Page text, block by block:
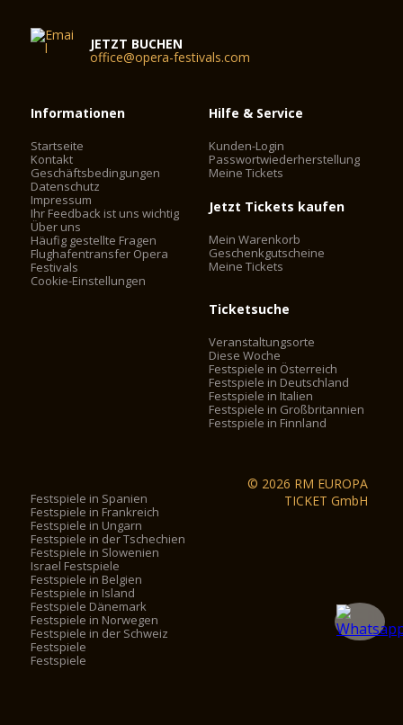
JETZT BUCHEN
office@opera-festivals.com
Informationen
Startseite
Kontakt
Geschäftsbedingungen
Datenschutz
Impressum
Ihr Feedback ist uns wichtig
Über uns
Häufig gestellte Fragen
Flughafentransfer Opera
Festivals
Cookie-Einstellungen
Hilfe & Service
Kunden-Login
Passwortwiederherstellung
Meine Tickets
Jetzt Tickets kaufen
Mein Warenkorb
Geschenkgutscheine
Meine Tickets
Ticketsuche
Veranstaltungsorte
Diese Woche
Festspiele in Österreich
Festspiele in Deutschland
Festspiele in Italien
Festspiele in Großbritannien
Festspiele in Finnland
Festspiele in Spanien
Festspiele in Frankreich
Festspiele in Ungarn
Festspiele in der Tschechien
Festspiele in Slowenien
Israel Festspiele
Festspiele in Belgien
Festspiele in Island
Festspiele Dänemark
Festspiele in Norwegen
Festspiele in der Schweiz
Festspiele
Festspiele
© 2026 RM EUROPA
TICKET GmbH